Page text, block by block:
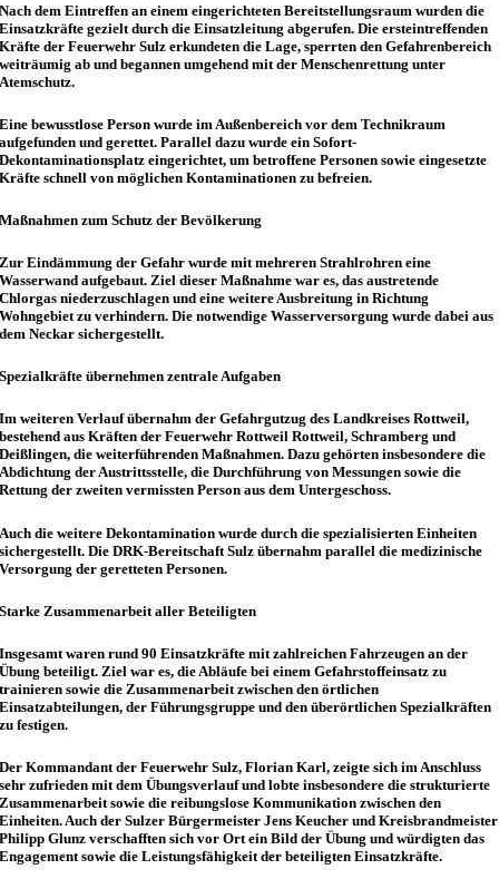
Nach dem Eintreffen an einem eingerichteten Bereitstellungsraum wurden die
Einsatzkräfte gezielt durch die Einsatzleitung abgerufen. Die ersteintreffenden
Kräfte der Feuerwehr Sulz erkundeten die Lage, sperrten den Gefahrenbereich
weiträumig ab und begannen umgehend mit der Menschenrettung unter
Atemschutz.
Eine bewusstlose Person wurde im Außenbereich vor dem Technikraum
aufgefunden und gerettet. Parallel dazu wurde ein Sofort-
Dekontaminationsplatz eingerichtet, um betroffene Personen sowie eingesetzte
Kräfte schnell von möglichen Kontaminationen zu befreien.
Maßnahmen zum Schutz der Bevölkerung
Zur Eindämmung der Gefahr wurde mit mehreren Strahlrohren eine
Wasserwand aufgebaut. Ziel dieser Maßnahme war es, das austretende
Chlorgas niederzuschlagen und eine weitere Ausbreitung in Richtung
Wohngebiet zu verhindern. Die notwendige Wasserversorgung wurde dabei aus
dem Neckar sichergestellt.
Spezialkräfte übernehmen zentrale Aufgaben
Im weiteren Verlauf übernahm der Gefahrgutzug des Landkreises Rottweil,
bestehend aus Kräften der Feuerwehr Rottweil Rottweil, Schramberg und
Deißlingen, die weiterführenden Maßnahmen. Dazu gehörten insbesondere die
Abdichtung der Austrittsstelle, die Durchführung von Messungen sowie die
Rettung der zweiten vermissten Person aus dem Untergeschoss.
Auch die weitere Dekontamination wurde durch die spezialisierten Einheiten
sichergestellt. Die DRK-Bereitschaft Sulz übernahm parallel die medizinische
Versorgung der geretteten Personen.
Starke Zusammenarbeit aller Beteiligten
Insgesamt waren rund 90 Einsatzkräfte mit zahlreichen Fahrzeugen an der
Übung beteiligt. Ziel war es, die Abläufe bei einem Gefahrstoffeinsatz zu
trainieren sowie die Zusammenarbeit zwischen den örtlichen
Einsatzabteilungen, der Führungsgruppe und den überörtlichen Spezialkräften
zu festigen.
Der Kommandant der Feuerwehr Sulz, Florian Karl, zeigte sich im Anschluss
sehr zufrieden mit dem Übungsverlauf und lobte insbesondere die strukturierte
Zusammenarbeit sowie die reibungslose Kommunikation zwischen den
Einheiten. Auch der Sulzer Bürgermeister Jens Keucher und Kreisbrandmeister
Philipp Glunz verschafften sich vor Ort ein Bild der Übung und würdigten das
Engagement sowie die Leistungsfähigkeit der beteiligten Einsatzkräfte.